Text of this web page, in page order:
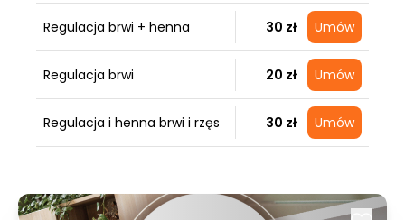
Regulacja brwi + henna 30 zł Umów
Regulacja brwi 20 zł Umów
Regulacja i henna brwi i rzęs 30 zł Umów